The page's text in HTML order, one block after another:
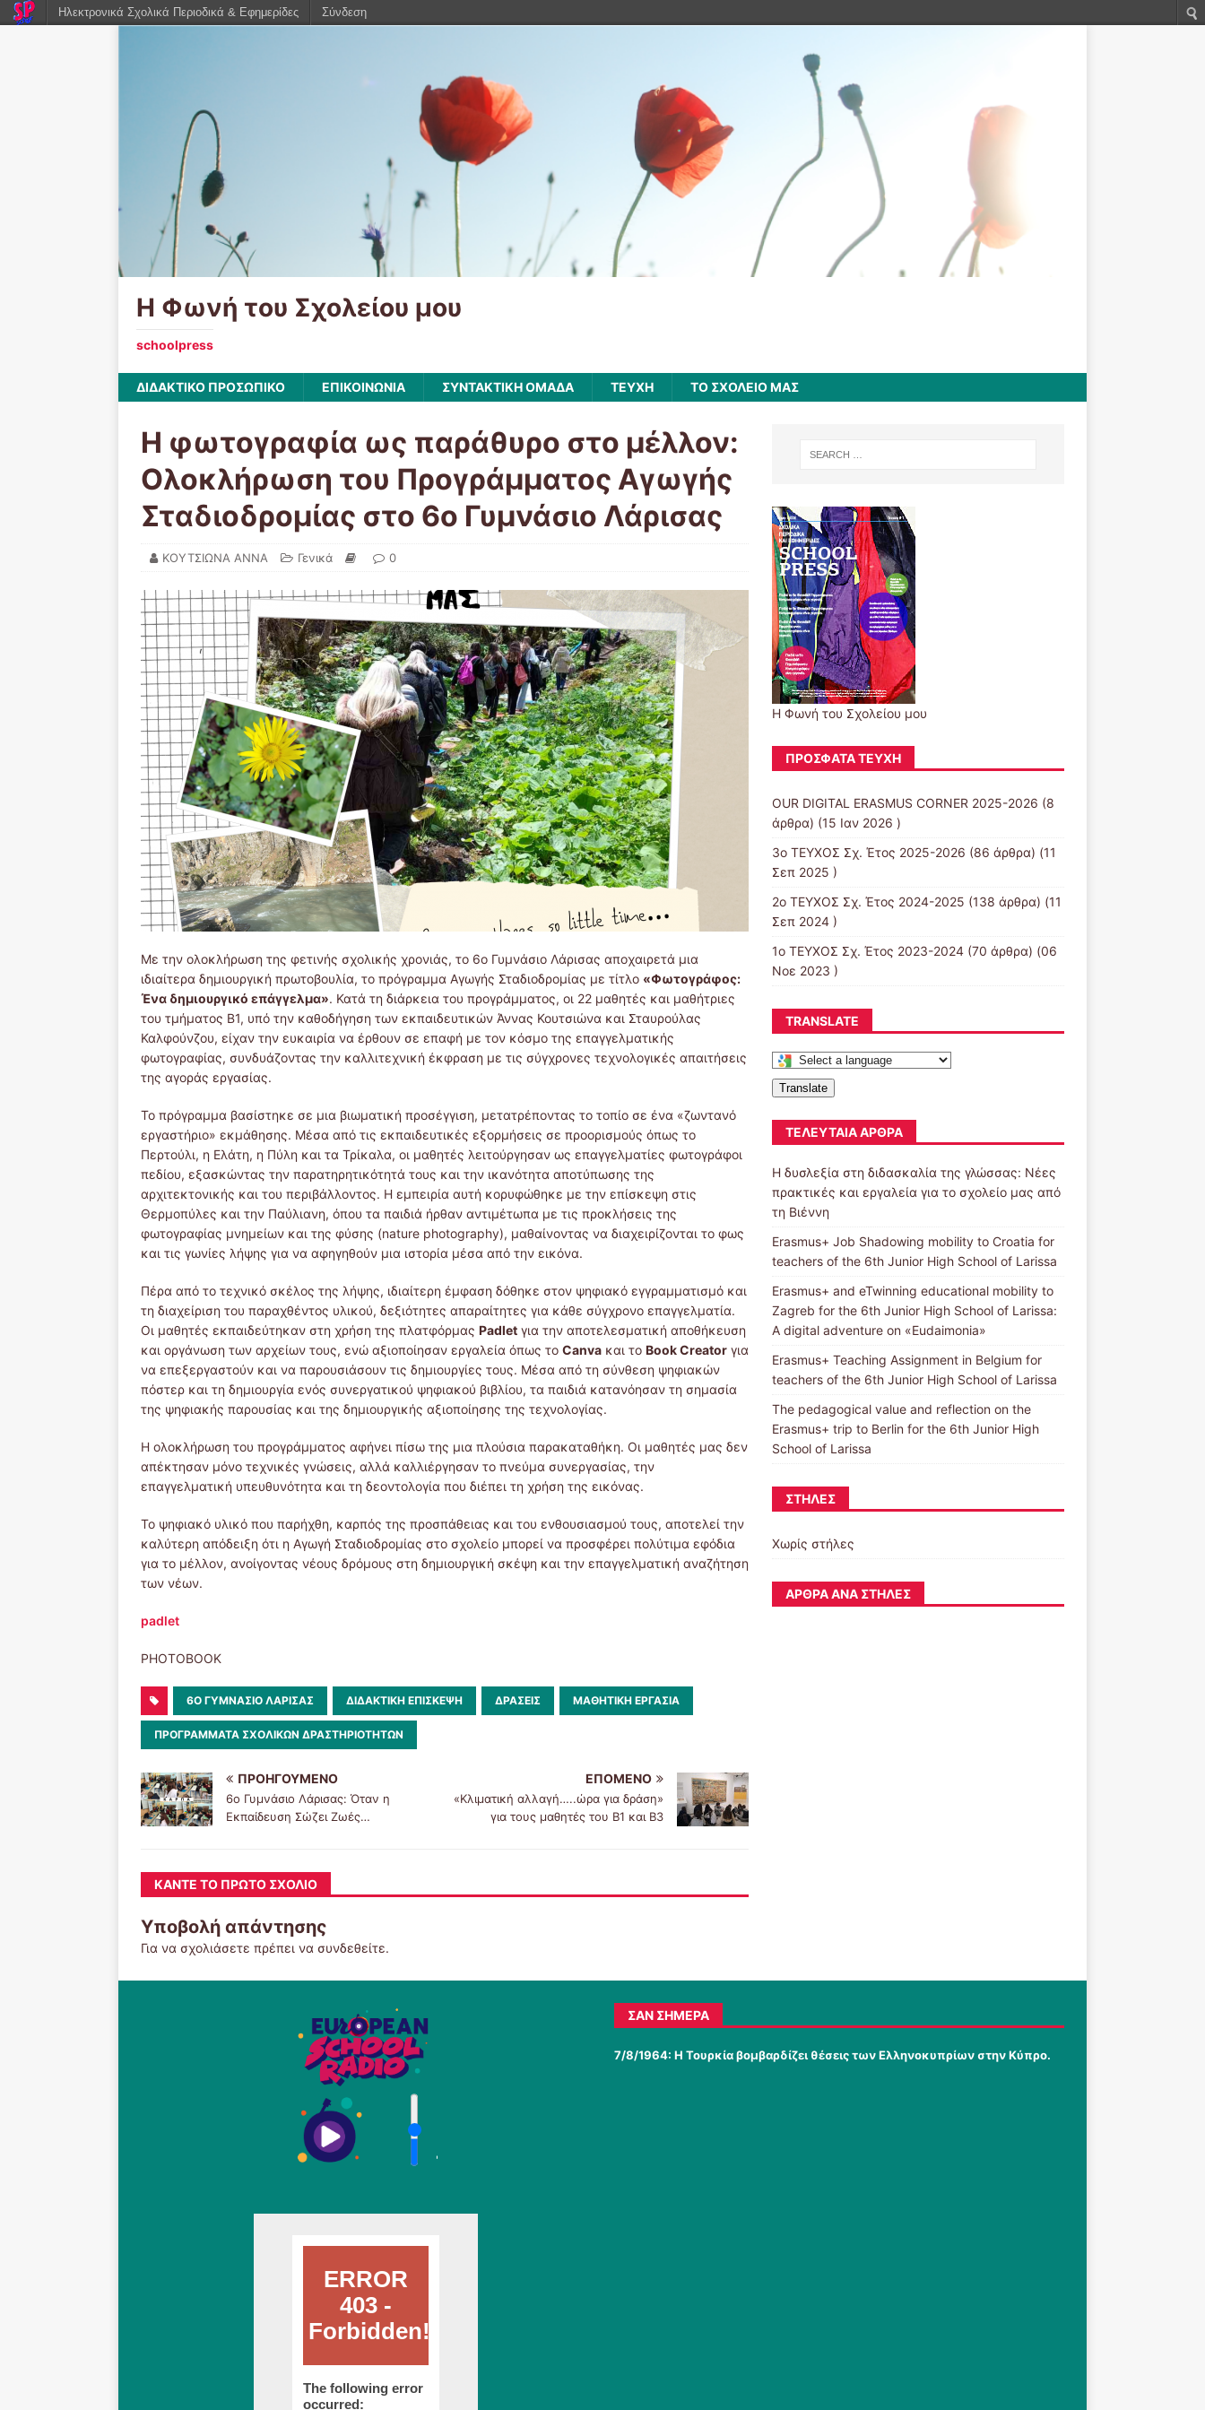
Η Φωνή του Σχολείου μου
schoolpress
ΔΙΔΑΚΤΙΚΟ ΠΡΟΣΩΠΙΚΟ ΕΠΙΚΟΙΝΩΝΙΑ ΣΥΝΤΑΚΤΙΚΗ ΟΜΑΔΑ ΤΕΥΧΗ ΤΟ ΣΧΟΛΕΙΟ ΜΑΣ
Η φωτογραφία ως παράθυρο στο μέλλον:
Ολοκλήρωση του Προγράμματος Αγωγής
Σταδιοδρομίας στο 6ο Γυμνάσιο Λάρισας
ΚΟΥΤΣΙΩΝΑ ΑΝΝΑ Γενικά 0
Με την ολοκλήρωση της φετινής σχολικής χρονιάς, το 6ο Γυμνάσιο Λάρισας αποχαιρετά μια
ιδιαίτερα δημιουργική πρωτοβουλία, το πρόγραμμα Αγωγής Σταδιοδρομίας με τίτλο «Φωτογράφος:
Ένα δημιουργικό επάγγελμα». Κατά τη διάρκεια του προγράμματος, οι 22 μαθητές και μαθήτριες
του τμήματος Β1, υπό την καθοδήγηση των εκπαιδευτικών Άννας Κουτσιώνα και Σταυρούλας
Καλφούνζου, είχαν την ευκαιρία να έρθουν σε επαφή με τον κόσμο της επαγγελματικής
φωτογραφίας, συνδυάζοντας την καλλιτεχνική έκφραση με τις σύγχρονες τεχνολογικές απαιτήσεις
της αγοράς εργασίας.
Το πρόγραμμα βασίστηκε σε μια βιωματική προσέγγιση, μετατρέποντας το τοπίο σε ένα «ζωντανό
εργαστήριο» εκμάθησης. Μέσα από τις εκπαιδευτικές εξορμήσεις σε προορισμούς όπως το
Περτούλι, η Ελάτη, η Πύλη και τα Τρίκαλα, οι μαθητές λειτούργησαν ως επαγγελματίες φωτογράφοι
πεδίου, εξασκώντας την παρατηρητικότητά τους και την ικανότητα αποτύπωσης της
αρχιτεκτονικής και του περιβάλλοντος. Η εμπειρία αυτή κορυφώθηκε με την επίσκεψη στις
Θερμοπύλες και την Παύλιανη, όπου τα παιδιά ήρθαν αντιμέτωπα με τις προκλήσεις της
φωτογραφίας μνημείων και της φύσης (nature photography), μαθαίνοντας να διαχειρίζονται το φως
και τις γωνίες λήψης για να αφηγηθούν μια ιστορία μέσα από την εικόνα.
Πέρα από το τεχνικό σκέλος της λήψης, ιδιαίτερη έμφαση δόθηκε στον ψηφιακό εγγραμματισμό και
τη διαχείριση του παραχθέντος υλικού, δεξιότητες απαραίτητες για κάθε σύγχρονο επαγγελματία.
Οι μαθητές εκπαιδεύτηκαν στη χρήση της πλατφόρμας Padlet για την αποτελεσματική αποθήκευση
και οργάνωση των αρχείων τους, ενώ αξιοποίησαν εργαλεία όπως το Canva και το Book Creator για
να επεξεργαστούν και να παρουσιάσουν τις δημιουργίες τους. Μέσα από τη σύνθεση ψηφιακών
πόστερ και τη δημιουργία ενός συνεργατικού ψηφιακού βιβλίου, τα παιδιά κατανόησαν τη σημασία
της ψηφιακής παρουσίας και της δημιουργικής αξιοποίησης της τεχνολογίας.
Η ολοκλήρωση του προγράμματος αφήνει πίσω της μια πλούσια παρακαταθήκη. Οι μαθητές μας δεν
απέκτησαν μόνο τεχνικές γνώσεις, αλλά καλλιέργησαν το πνεύμα συνεργασίας, την
επαγγελματική υπευθυνότητα και τη δεοντολογία που διέπει τη χρήση της εικόνας.
Το ψηφιακό υλικό που παρήχθη, καρπός της προσπάθειας και του ενθουσιασμού τους, αποτελεί την
καλύτερη απόδειξη ότι η Αγωγή Σταδιοδρομίας στο σχολείο μπορεί να προσφέρει πολύτιμα εφόδια
για το μέλλον, ανοίγοντας νέους δρόμους στη δημιουργική σκέψη και την επαγγελματική αναζήτηση
των νέων.
padlet
PHOTOBOOK
6O ΓΥΜΝΆΣΙΟ ΛΆΡΙΣΑΣ ΔΙΔΑΚΤΙΚΉ ΕΠΊΣΚΕΨΗ ΔΡΆΣΕΙΣ ΜΑΘΗΤΙΚΗ ΕΡΓΑΣΙΑ
ΠΡΟΓΡΑΜΜΑΤΑ ΣΧΟΛΙΚΩΝ ΔΡΑΣΤΗΡΙΟΤΗΤΩΝ
ΠΡΟΗΓΟΎΜΕΝΟ
6ο Γυμνάσιο Λάρισας: Όταν η
Εκπαίδευση Σώζει Ζωές…
ΕΠΌΜΕΝΟ
«Κλιματική αλλαγή…..ώρα για δράση»
για τους μαθητές του Β1 και Β3
ΚΆΝΤΕ ΤΟ ΠΡΏΤΟ ΣΧΌΛΙΟ
Υποβολή απάντησης
Για να σχολιάσετε πρέπει να συνδεθείτε.
Η Φωνή του Σχολείου μου
ΠΡΌΣΦΑΤΑ ΤΕΎΧΗ
OUR DIGITAL ERASMUS CORNER 2025-2026 (8
άρθρα) (15 Ιαν 2026 )
3ο ΤΕΥΧΟΣ Σχ. Έτος 2025-2026 (86 άρθρα) (11
Σεπ 2025 )
2ο ΤΕΥΧΟΣ Σχ. Έτος 2024-2025 (138 άρθρα) (11
Σεπ 2024 )
1ο ΤΕΥΧΟΣ Σχ. Έτος 2023-2024(70 άρθρα) (06
Νοε 2023 )
TRANSLATE
Translate
ΤΕΛΕΥΤΑΊΑ ΆΡΘΡΑ
Η δυσλεξία στη διδασκαλία της γλώσσας: Νέες
πρακτικές και εργαλεία για το σχολείο μας από
τη Βιέννη
Erasmus+ Job Shadowing mobility to Croatia for
teachers of the 6th Junior High School of Larissa
Erasmus+ and eTwinning educational mobility to
Zagreb for the 6th Junior High School of Larissa:
A digital adventure on «Eudaimonia»
Erasmus+ Teaching Assignment in Belgium for
teachers of the 6th Junior High School of Larissa
The pedagogical value and reflection on the
Erasmus+ trip to Berlin for the 6th Junior High
School of Larissa
ΣΤΉΛΕΣ
Χωρίς στήλες
ΆΡΘΡΑ ΑΝΆ ΣΤΉΛΕΣ
'
ΣΑΝ ΣΉΜΕΡΑ
7/8/1964: Η Τουρκία βομβαρδίζει θέσεις των Ελληνοκυπρίων στην Κύπρο.
Ηλεκτρονικά Σχολικά Περιοδικά & Εφημερίδες Σύνδεση